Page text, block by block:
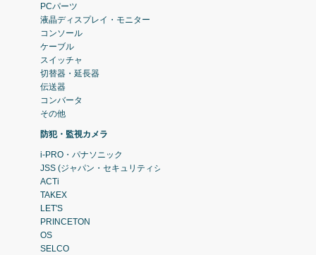
PCパーツ
液晶ディスプレイ・モニター
コンソール
ケーブル
スイッチャ
切替器・延長器
伝送器
コンバータ
その他
防犯・監視カメラ
i-PRO・パナソニック
JSS (ジャパン・セキュリティシステム)
ACTi
TAKEX
LET'S
PRINCETON
OS
SELCO